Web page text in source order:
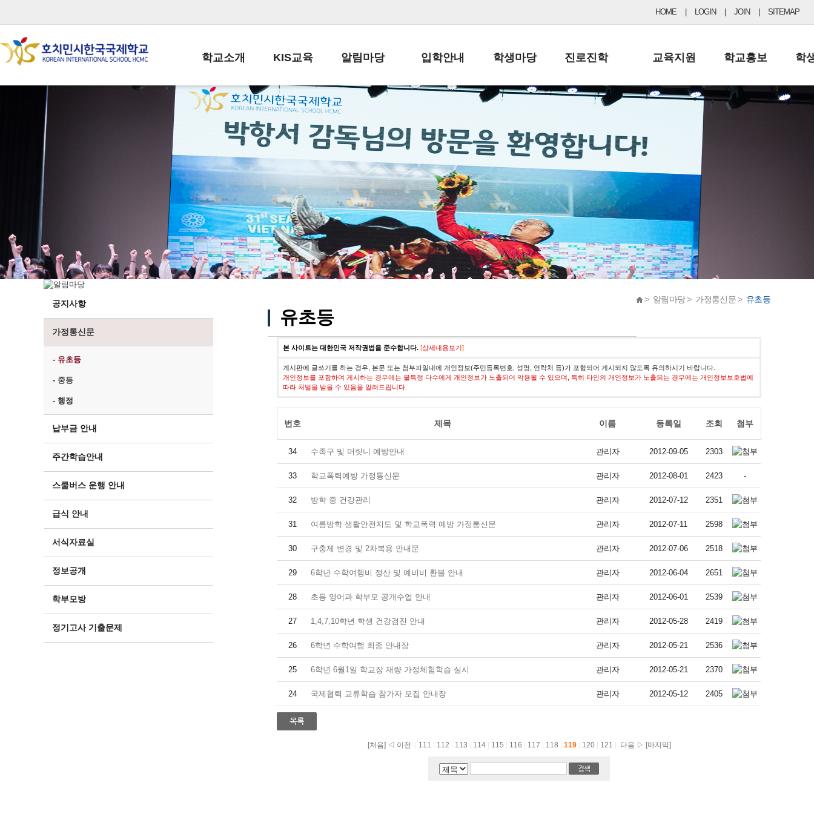
HOME LOGIN JOIN SITEMAP
학교소개
학교장인사말
학교상징
학교연혁
교직원현황
학생현황
위치/전화
전경사진
KIS교육
교육목표
학사일정
일과시간표
성과평가자료
알림마당
공지사항
납부금 안내
스쿨버스 운행 안내
급식안내
서식자료실
학부모방
정기고사 기출문제
입학안내
전-편입 서류양식
입학금/수업료
교복구입안내
학생마당
학생생활규정
학교신문
자율진로동아리
유초등 소식지
진로진학
공지사항 및 입시자료
드림레터
교육지원
행정실
학교운영위원회
학교건축기금
학교홍보
보도자료
학
공지사항
가정통신문
- 유초등
- 중등
- 행정
납부금 안내
주간학습안내
스쿨버스 운행 안내
급식 안내
서식자료실
정보공개
학부모방
정기고사 기출문제
> 알림마당 > 가정통신문 > 유초등
유초등
본 사이트는 대한민국 저작권법을 준수합니다. [상세내용보기]
게시판에 글쓰기를 하는 경우, 본문 또는 첨부파일내에 개인정보(주민등록번호, 성명, 연락처 등)가 포함되어 게시되지 않도록 유의하시기 바랍니다.
개인정보를 포함하여 게시하는 경우에는 불특정 다수에게 개인정보가 노출되어 악용될 수 있으며, 특히 타인의 개인정보가 노출되는 경우에는 개인정보보호법에
따라 처벌을 받을 수 있음을 알려드립니다.
번호 제목 이름 등록일 조회 첨부
34 수족구 및 머릿니 예방안내 관리자 2012-09-05 2303
33 학교폭력예방 가정통신문 관리자 2012-08-01 2423 -
32 방학 중 건강관리 관리자 2012-07-12 2351
31 여름방학 생활안전지도 및 학교폭력 예방 가정통신문 관리자 2012-07-11 2598
30 구충제 변경 및 2차복용 안내문 관리자 2012-07-06 2518
29 6학년 수학여행비 정산 및 예비비 환불 안내 관리자 2012-06-04 2651
28 초등 영어과 학부모 공개수업 안내 관리자 2012-06-01 2539
27 1,4,7,10학년 학생 건강검진 안내 관리자 2012-05-28 2419
26 6학년 수학여행 최종 안내장 관리자 2012-05-21 2536
25 6학년 6월1일 학교장 재량 가정체험학습 실시 관리자 2012-05-21 2370
24 국제협력 교류학습 참가자 모집 안내장 관리자 2012-05-12 2405
[처음] ◁ 이전 111 112 113 114 115 116 117 118 119 120 121 다음 ▷ [마지막]